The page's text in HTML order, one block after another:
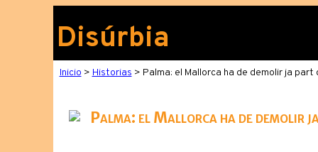
Disúrbia
Inicio > Historias > Palma: el Mallorca ha de demolir ja part
Palma: el Mallorca ha de demolir